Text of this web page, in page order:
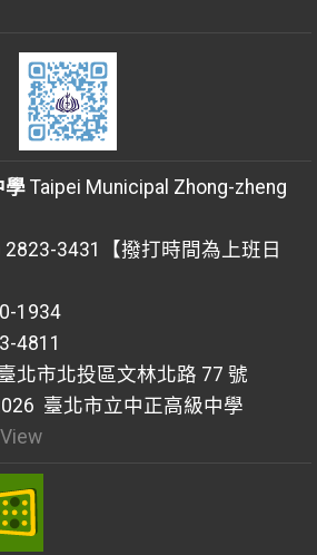
學Taipei Municipal Zhong-zheng
3431【撥打時間為上班日
1934
4811
北市北投區文林北路 77 號
臺北市立中正高級中學